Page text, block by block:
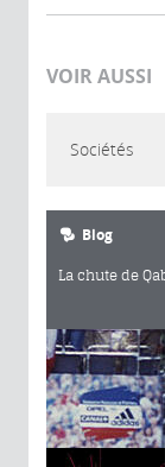
VOIR AUSSI
Sociétés
Blog
La chute de